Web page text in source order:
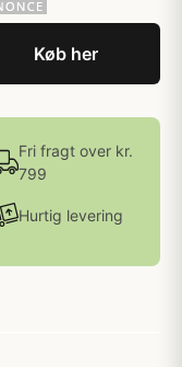
Køb her
Fri fragt over kr.
799
Hurtig levering